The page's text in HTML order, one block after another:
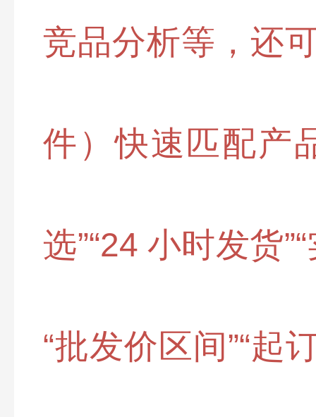
竞品分析等，还
件）快速匹配产
选”“24 小时发货
“批发价区间”“起